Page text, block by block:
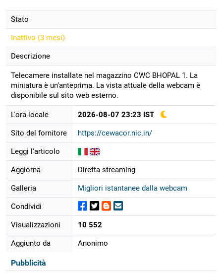
Stato
Inattivo (3 mesi)
Descrizione
Telecamere installate nel magazzino CWC BHOPAL 1. La
miniatura è un’anteprima. La vista attuale della webcam è
disponibile sul sito web esterno.
L'ora locale 2026-08-07 23:23 IST
Sito del fornitore https://cewacor.nic.in/
Leggi l'articolo
Aggiorna Diretta streaming
Galleria Migliori istantanee dalla webcam
Condividi
Visualizzazioni 10 552
Aggiunto da Anonimo
Pubblicità